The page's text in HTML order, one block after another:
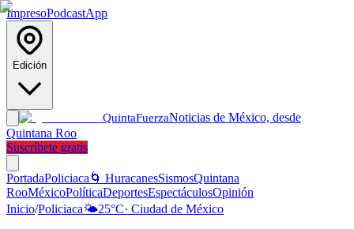
ImpresoPodcastApp
Edición
QuintaFuerzaNoticias de México, desde
Quintana Roo
Suscríbete gratis
PortadaPoliciaca 🌀 HuracanesSismosQuintana
RooMéxicoPolíticaDeportesEspectáculosOpinión
Inicio/Policiaca🌤️25°C· Ciudad de México